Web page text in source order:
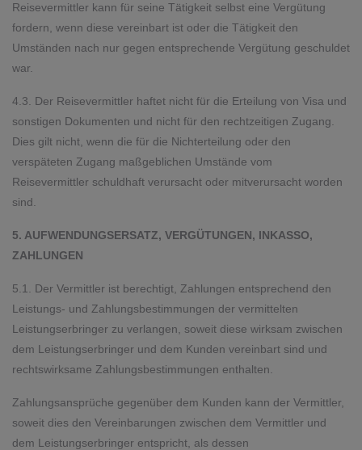
Reisevermittler kann für seine Tätigkeit selbst eine Vergütung
fordern, wenn diese vereinbart ist oder die Tätigkeit den
Umständen nach nur gegen entsprechende Vergütung geschuldet
war.
4.3. Der Reisevermittler haftet nicht für die Erteilung von Visa und
sonstigen Dokumenten und nicht für den rechtzeitigen Zugang.
Dies gilt nicht, wenn die für die Nichterteilung oder den
verspäteten Zugang maßgeblichen Umstände vom
Reisevermittler schuldhaft verursacht oder mitverursacht worden
sind.
5. AUFWENDUNGSERSATZ, VERGÜTUNGEN, INKASSO,
ZAHLUNGEN
5.1. Der Vermittler ist berechtigt, Zahlungen entsprechend den
Leistungs- und Zahlungsbestimmungen der vermittelten
Leistungserbringer zu verlangen, soweit diese wirksam zwischen
dem Leistungserbringer und dem Kunden vereinbart sind und
rechtswirksame Zahlungsbestimmungen enthalten.
Zahlungsansprüche gegenüber dem Kunden kann der Vermittler,
soweit dies den Vereinbarungen zwischen dem Vermittler und
dem Leistungserbringer entspricht, als dessen